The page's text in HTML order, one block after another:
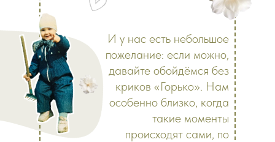
И у нас есть небольшое
пожелание: если можно,
давайте обойдёмся без
криков «Горько». Нам
особенно близко, когда
такие моменты
происходят сами, по